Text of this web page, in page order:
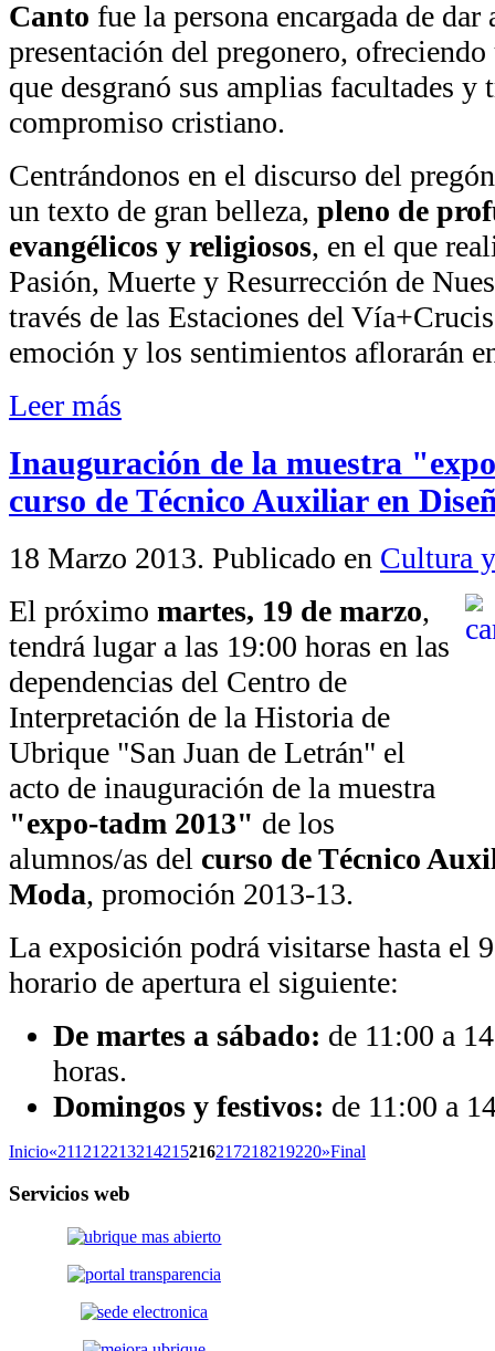
Canto fue la persona encargada de
presentación del pregonero,
que desgranó sus amplias facultades y
compromiso cristiano.
Centrándonos en el discurso del
un texto de gran belleza, pleno de
evangélicos y religiosos, en el que
Pasión, Muerte y Resurrección de
través de las Estaciones del
emoción y los sentimientos aflorarán
Leer más
Inauguración de la muestra
curso de Técnico Auxiliar en
18 Marzo 2013. Publicado en Cultura
El próximo martes, 19 de marzo,
tendrá lugar a las 19:00 horas en las
dependencias del Centro de
Interpretación de la Historia de
Ubrique "San Juan de Letrán" el
acto de inauguración de la muestra
"expo-tadm 2013" de los
alumnos/as del curso de Técnico
Moda, promoción 2013-13.
La exposición podrá visitarse hasta el
horario de apertura el siguiente:
De martes a sábado: de 11:00 a
horas.
Domingos y festivos: de 11:00 a
Inicio«211 212213214215216217218219220»Final
Servicios web